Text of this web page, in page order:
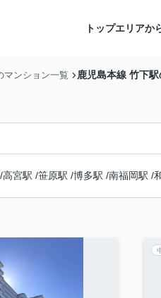
トップエリアか
マンション一覧 鹿児島本線 竹下
/高宮駅 /笹原駅 /博多駅 /南福岡駅 /